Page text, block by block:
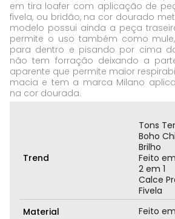
em tira loafer com aplicação de
fivela, ou bridão, na cor dourado
modelo possui ainda a peça
permite o uso também como
para dentro e pisando por cima
não tem forração deixando a
aparente que permite maior
macia e tem a marca Milano
na cor dourada.
Trend
Tons
Boho
Brilho
Feito
2 em 1
Calce
Fivela
Material
Feito